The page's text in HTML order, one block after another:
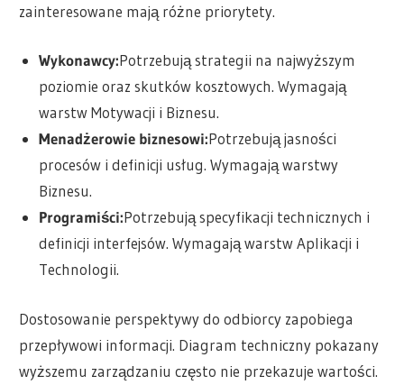
zainteresowane mają różne priorytety.
Wykonawcy:Potrzebują strategii na najwyższym
poziomie oraz skutków kosztowych. Wymagają
warstw Motywacji i Biznesu.
Menadżerowie biznesowi:Potrzebują jasności
procesów i definicji usług. Wymagają warstwy
Biznesu.
Programiści:Potrzebują specyfikacji technicznych i
definicji interfejsów. Wymagają warstw Aplikacji i
Technologii.
Dostosowanie perspektywy do odbiorcy zapobiega
przepływowi informacji. Diagram techniczny pokazany
wyższemu zarządzaniu często nie przekazuje wartości.